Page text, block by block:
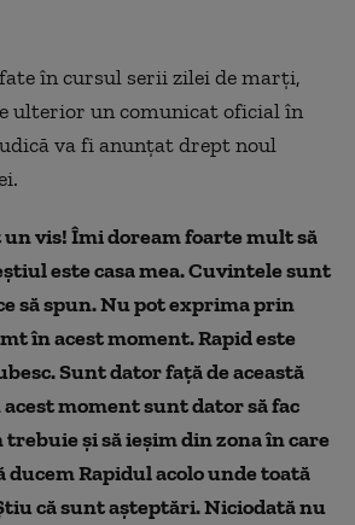
în cursul serii zilei de marți,
ulterior un comunicat oficial în
va fi anunțat drept noul
vis! Îmi doream foarte mult să
este casa mea. Cuvintele sunt
să spun. Nu pot exprima prin
în acest moment. Rapid este
Sunt dator faţă de această
acest moment sunt dator să fac
şi să ieşim din zona în care
ducem Rapidul acolo unde toată
că sunt aşteptări. Niciodată nu